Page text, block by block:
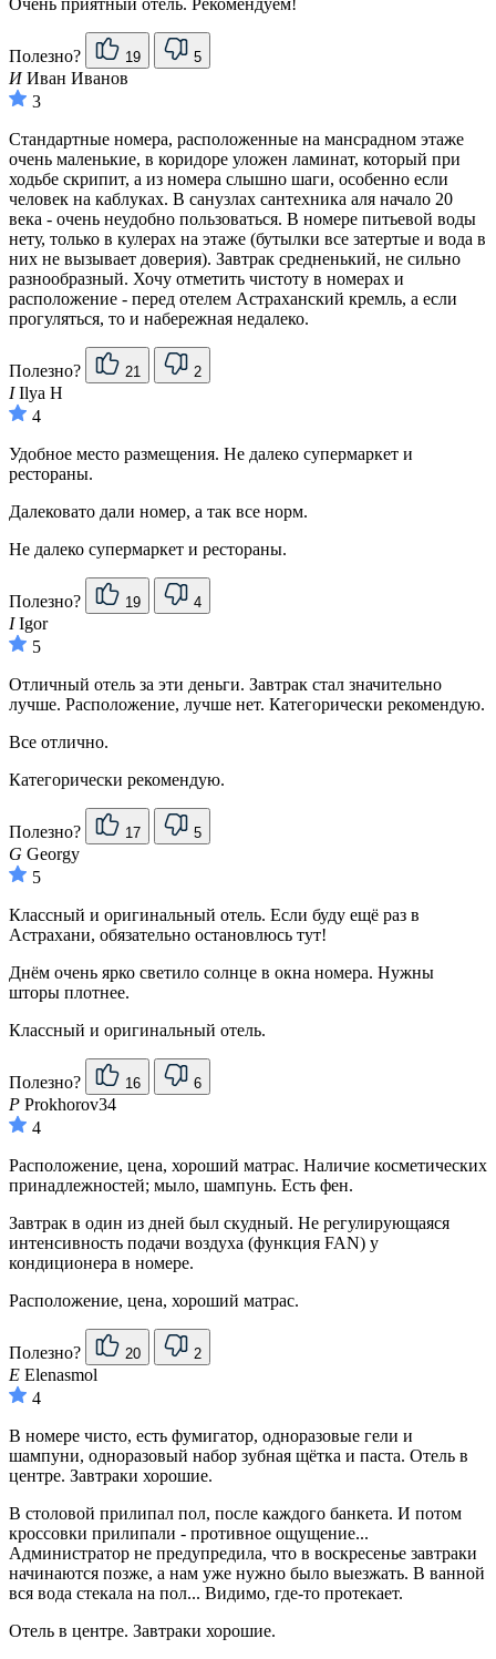
Очень приятный отель. Рекомендуем!
Полезно? 19 5
ИИван Иванов
3
Стандартные номера, расположенные на мансрадном этаже
очень маленькие, в коридоре уложен ламинат, который при
ходьбе скрипит, а из номера слышно шаги, особенно если
человек на каблуках. В санузлах сантехника аля начало 20
века - очень неудобно пользоваться. В номере питьевой воды
нету, только в кулерах на этаже (бутылки все затертые и вода в
них не вызывает доверия). Завтрак средненький, не сильно
разнообразный. Хочу отметить чистоту в номерах и
расположение - перед отелем Астраханский кремль, а если
прогуляться, то и набережная недалеко.
Полезно? 21 2
IIlya Н
4
Удобное место размещения. Не далеко супермаркет и
рестораны.
Далековато дали номер, а так все норм.
Не далеко супермаркет и рестораны.
Полезно? 19 4
IIgor
5
Отличный отель за эти деньги. Завтрак стал значительно
лучше. Расположение, лучше нет. Категорически рекомендую.
Все отлично.
Категорически рекомендую.
Полезно? 17 5
G Georgy
5
Классный и оригинальный отель. Если буду ещё раз в
Астрахани, обязательно остановлюсь тут!
Днём очень ярко светило солнце в окна номера. Нужны
шторы плотнее.
Классный и оригинальный отель.
Полезно? 16 6
P Prokhorov34
4
Расположение, цена, хороший матрас. Наличие косметических
принадлежностей; мыло, шампунь. Есть фен.
Завтрак в один из дней был скудный. Не регулирующаяся
интенсивность подачи воздуха (функция FAN) у
кондиционера в номере.
Расположение, цена, хороший матрас.
Полезно? 20 2
E Elenasmol
4
В номере чисто, есть фумигатор, одноразовые гели и
шампуни, одноразовый набор зубная щётка и паста. Отель в
центре. Завтраки хорошие.
В столовой прилипал пол, после каждого банкета. И потом
кроссовки прилипали - противное ощущение...
Администратор не предупредила, что в воскресенье завтраки
начинаются позже, а нам уже нужно было выезжать. В ванной
вся вода стекала на пол... Видимо, где-то протекает.
Отель в центре. Завтраки хорошие.